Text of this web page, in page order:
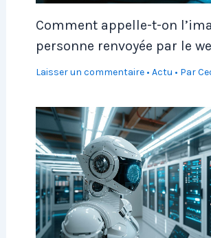
Comment appelle-t-on
personne renvoyée par le
Laisser un commentaire • Actu • Par